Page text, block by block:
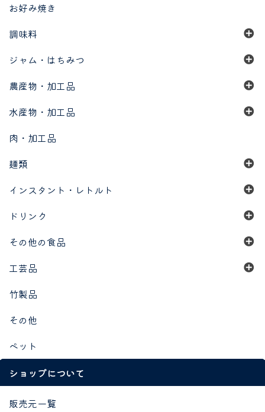
お好み焼き
調味料
ジャム・はちみつ
農産物・加工品
水産物・加工品
肉・加工品
麺類
インスタント・レトルト
ドリンク
その他の食品
工芸品
竹製品
その他
ペット
ショップについて
販売元一覧